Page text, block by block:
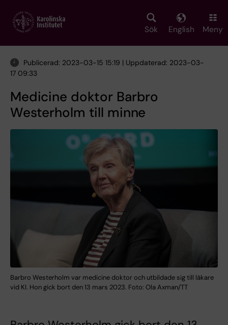
main
Sök English Meny
Publicerad: 2023-03-15 15:19 | Uppdaterad: 2023-03-
17 09:33
Medicine doktor Barbro
Westerholm till minne
Barbro Westerholm var medicine doktor och utbildade sig till läkare
vid KI. Hon gick bort den 13 mars 2023. Foto: Ola Axman/TT